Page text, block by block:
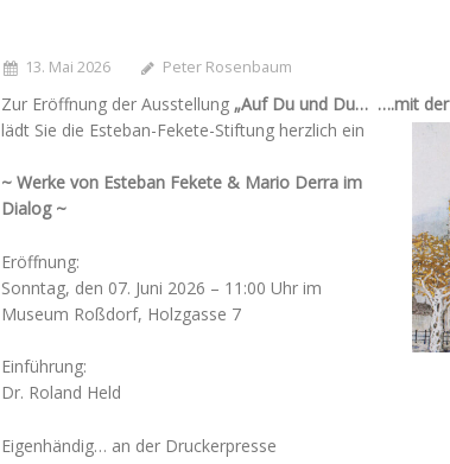
13. Mai 2026 Peter Rosenbaum
Zur Eröffnung der Ausstellung „Auf Du und Du… ….mit der
lädt Sie die Esteban-Fekete-Stiftung herzlich ein
~ Werke von Esteban Fekete & Mario Derra im
Dialog ~
Eröffnung:
Sonntag, den 07. Juni 2026 – 11:00 Uhr im
Museum Roßdorf, Holzgasse 7
Einführung:
Dr. Roland Held
Eigenhändig… an der Druckerpresse